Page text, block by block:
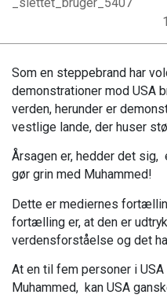
Som en steppebrand har
demonstrationer mod USA
verden, herunder er
vestlige lande, der huser
Årsagen er, hedder det
gør grin med Muhammed!
Dette er mediernes
fortælling er, at den er
verdensforståelse og det
At en til fem personer i
Muhammed, kan USA